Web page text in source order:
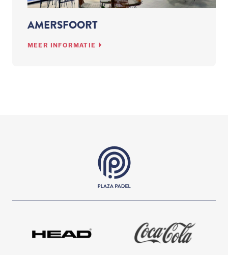
AMERSFOORT
MEER INFORMATIE